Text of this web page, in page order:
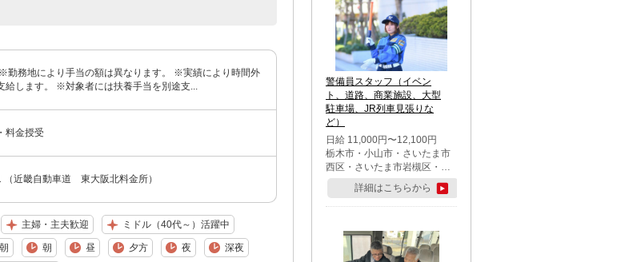
勤務地により手当の額は異なります。 ※実績により時間外
給します。 ※対象者には扶養手当を別途支...
料金授受
近畿自動車道 東大阪北料金所）
主婦・主夫歓迎 ミドル（40代～）活躍中
朝 昼 夕方 夜 深夜
警備員スタッフ（イベン
ト、道路、商業施設、大型
駐車場、JR列車見張りな
ど）
日給 11,000円〜12,100円
栃木市・小山市・さいたま市
西区・さいたま市岩槻区・久
喜市・蓮田市
詳細はこちらから